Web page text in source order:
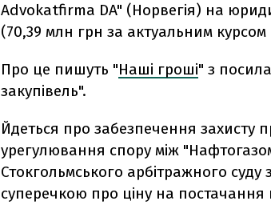
Advokatfirma DA" (Норвегія) на
(70,39 млн грн за актуальним
Про це пишуть "Наші гроші" з
закупівель".
Йдеться про забезпечення захисту
урегулювання спору між
Стокгольмського арбітражного суду
суперечкою про ціну на постачання